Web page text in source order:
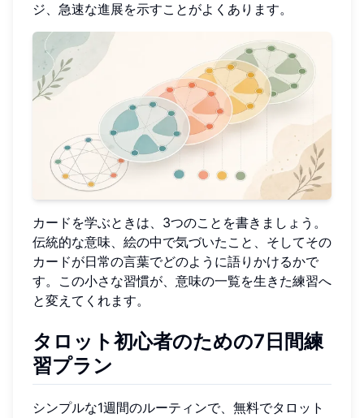
ジ、急速な進展を示すことがよくあります。
カードを学ぶときは、3つのことを書きましょう。
伝統的な意味、絵の中で気づいたこと、そしてその
カードが日常の言葉でどのように語りかけるかで
す。この小さな習慣が、意味の一覧を生きた練習へ
と変えてくれます。
タロット初心者のための7日間練
習プラン
シンプルな1週間のルーティンで、無料でタロット